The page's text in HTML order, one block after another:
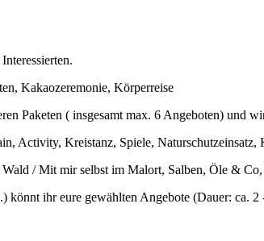
Kakaozeremonie, Körperreise
Paketen ( insgesamt max. 6 Angeboten) und
Activity, Kreistanz, Spiele, Naturschutzeinsatz,
/ Mit mir selbst im Malort, Salben, Öle &
könnt ihr eure gewählten Angebote (Dauer: ca.